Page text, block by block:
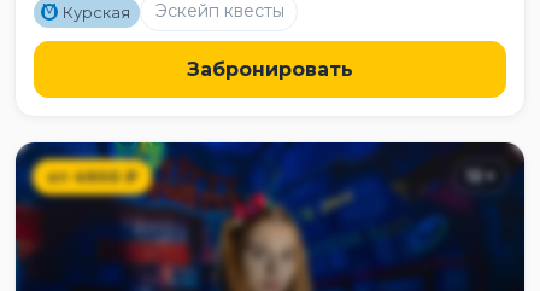
M Курская Эскейп квесты
Забронировать
от4900₽ 12 +